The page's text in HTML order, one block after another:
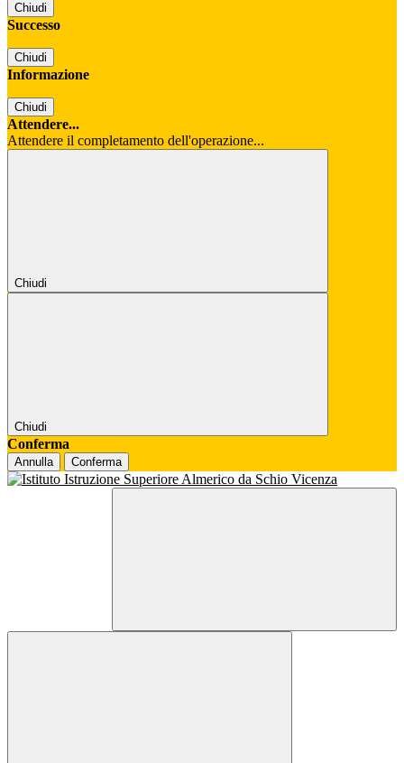
Chiudi
Successo
Chiudi
Informazione
Chiudi
Attendere...
Attendere il completamento dell'operazione...
Chiudi
Chiudi
Conferma
Annulla Conferma